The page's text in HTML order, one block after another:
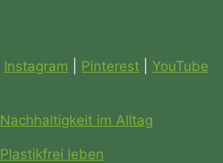
Instagram Pinterest
YouTube
Nachhaltigkeit im Alltag
Plastikfrei leben